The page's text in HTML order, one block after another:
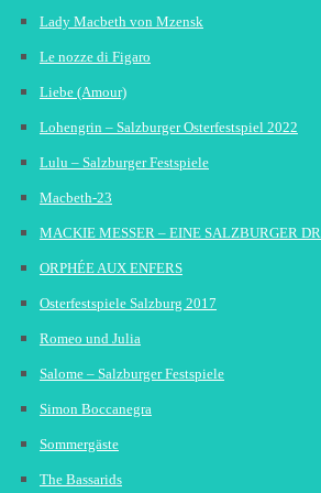
Lady Macbeth von Mzensk
Le nozze di Figaro
Liebe (Amour)
Lohengrin – Salzburger Osterfestspiel 2022
Lulu – Salzburger Festspiele
Macbeth-23
MACKIE MESSER – EINE SALZBURGER
ORPHÉE AUX ENFERS
Osterfestspiele Salzburg 2017
Romeo und Julia
Salome – Salzburger Festspiele
Simon Boccanegra
Sommergäste
The Bassarids